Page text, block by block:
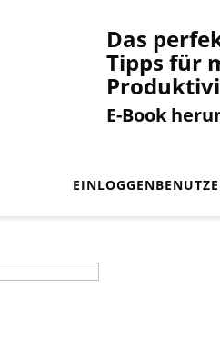
Das
Tipps für
E-Book
EINLOGGEN